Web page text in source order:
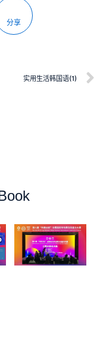
分享
实用生活韩国语(1)